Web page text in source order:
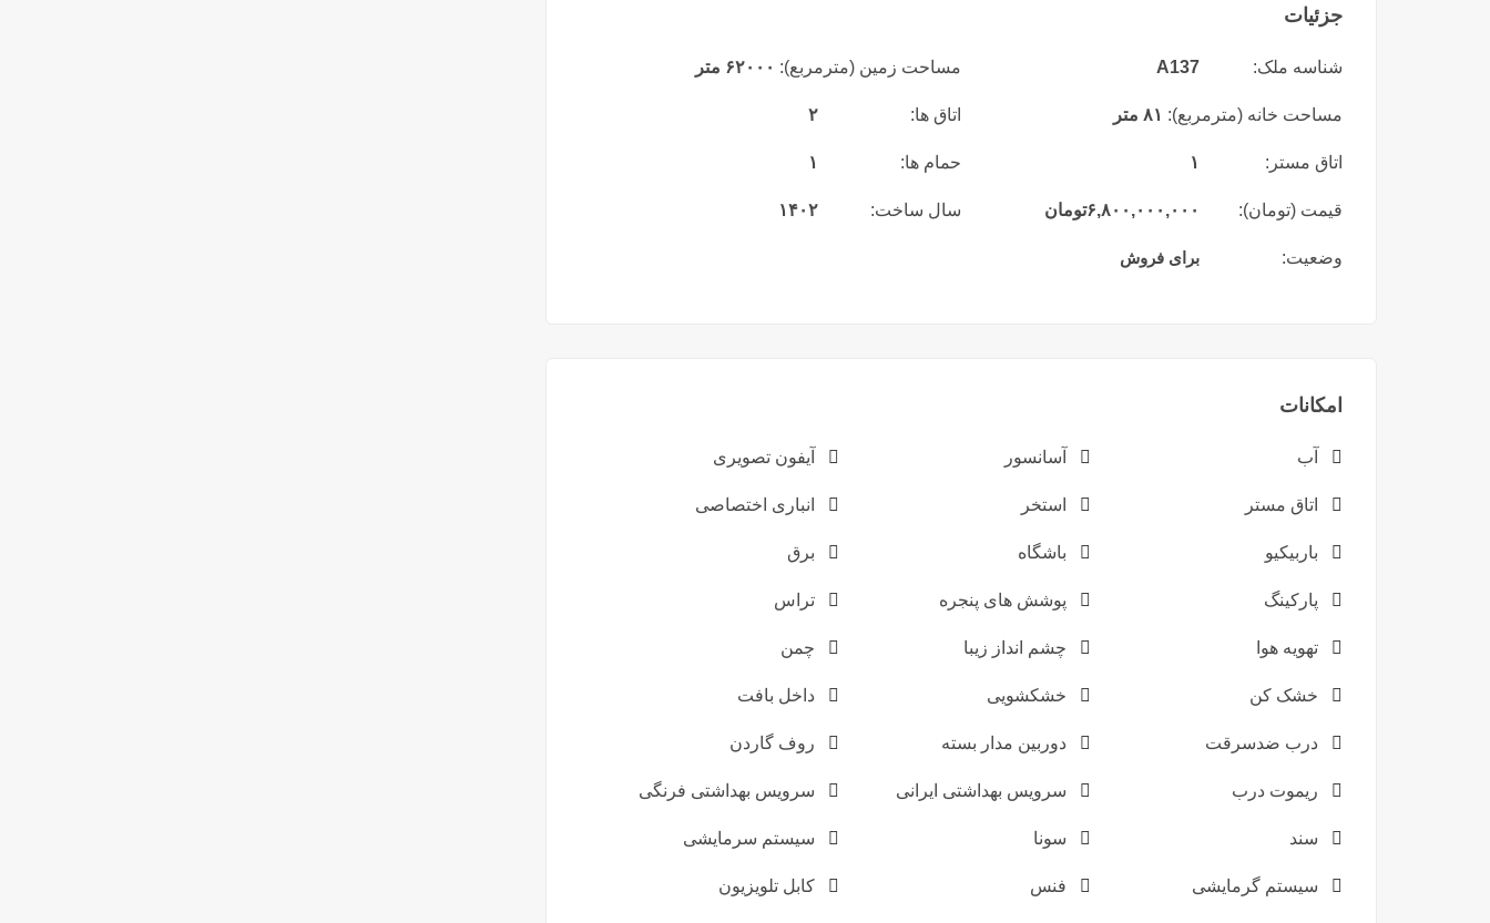
جزئیات
شناسه ملک: A137 مساحت زمین (مترمربع): ۶۲۰۰۰ متر
مساحت خانه (مترمربع): ۸۱ متر اتاق ها: ۲
اتاق مستر: ۱ حمام ها: ۱
قیمت (تومان): ۶,۸۰۰,۰۰۰,۰۰۰تومان سال ساخت: ۱۴۰۲
وضعیت: برای فروش
امکانات
آب آسانسور آیفون تصویری
اتاق مستر استخر انباری اختصاصی
باربیکیو باشگاه برق
پارکینگ پوشش های پنجره تراس
تهویه هوا چشم انداز زیبا چمن
خشک کن خشکشویی داخل بافت
درب ضدسرقت دوربین مدار بسته روف گاردن
ریموت درب سرویس بهداشتی ایرانی سرویس بهداشتی فرنگی
سند سونا سیستم سرمایشی
سیستم گرمایشی فنس کابل تلویزیون